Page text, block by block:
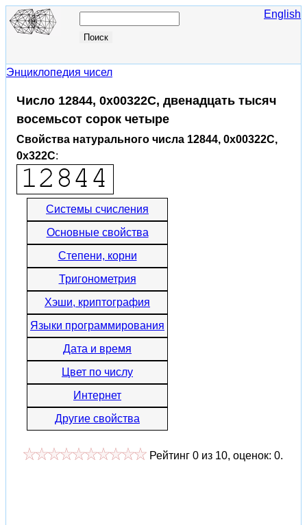
English
Энциклопедия чисел
Число 12844, 0x00322C, двенадцать тысяч
восемьсот сорок четыре
Свойства натурального числа 12844, 0x00322C,
0x322C:
Системы счисления
Основные свойства
Степени, корни
Тригонометрия
Хэши, криптография
Языки программирования
Дата и время
Цвет по числу
Интернет
Другие свойства
Рейтинг 0 из 10, оценок: 0.